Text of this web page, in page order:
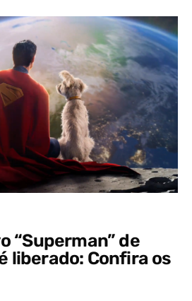
“Superman” de
liberado: Confira os